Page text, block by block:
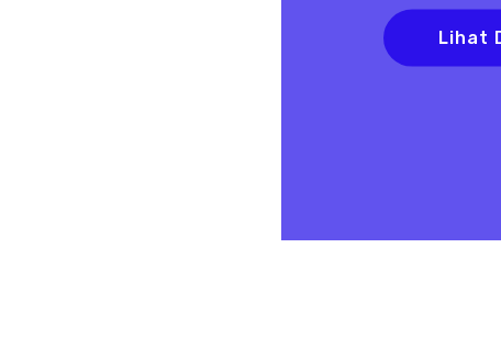
Lihat